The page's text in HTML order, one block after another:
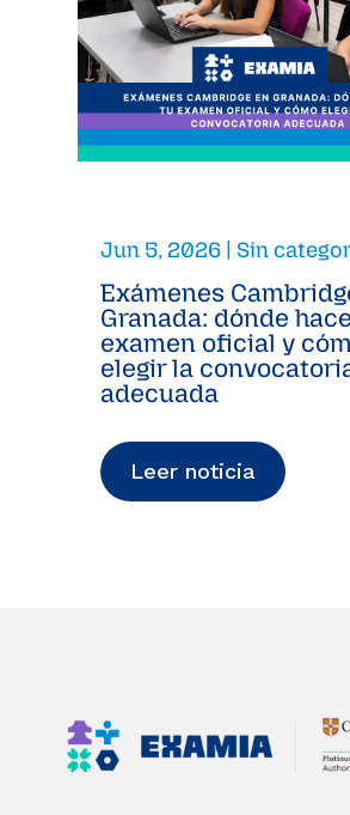
Exámenes
Granada: dónde
examen oficial y
elegir la
adecuada
Jun 5, 2026| Sin
Leer noticia